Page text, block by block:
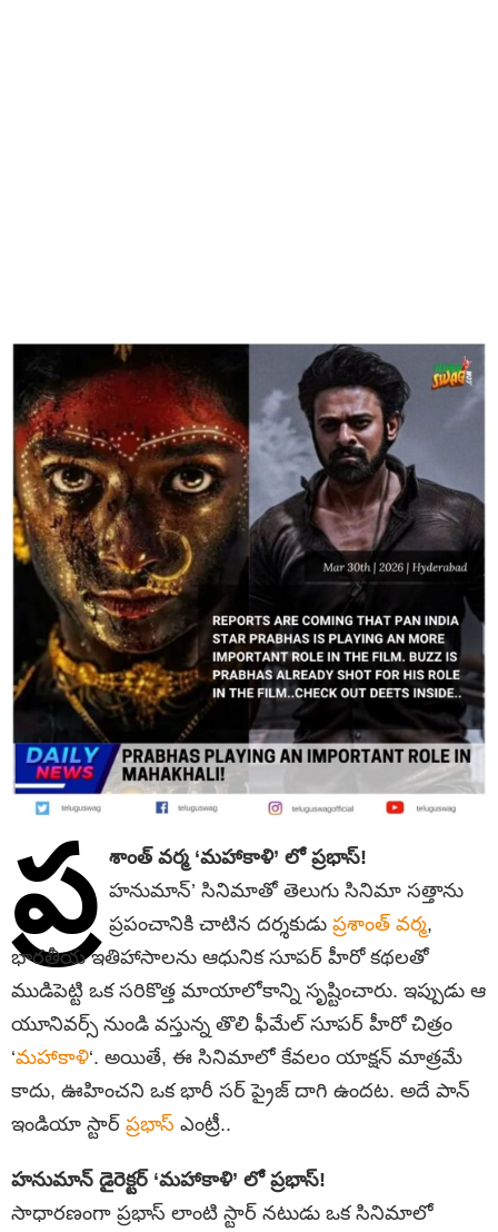
ప్ర శాంత్ వర్మ ‘మహాకాళి’ లో ప్రభాస్!
హనుమాన్’ సినిమాతో తెలుగు సినిమా సత్తాను
ప్రపంచానికి చాటిన దర్శకుడు ప్రశాంత్ వర్మ,
భారతీయ ఇతిహాసాలను ఆధునిక సూపర్ హీరో కథలతో
ముడిపెట్టి ఒక సరికొత్త మాయాలోకాన్ని సృష్టించారు. ఇప్పుడు ఆ
యూనివర్స్ నుండి వస్తున్న తొలి ఫీమేల్ సూపర్ హీరో చిత్రం
‘మహాకాళి‘. అయితే, ఈ సినిమాలో కేవలం యాక్షన్ మాత్రమే
కాదు, ఊహించని ఒక భారీ సర్ ప్రైజ్ దాగి ఉందట. అదే పాన్
ఇండియా స్టార్ ప్రభాస్ ఎంట్రీ..
హనుమాన్ డైరెక్టర్ ‘మహాకాళి’ లో ప్రభాస్!
సాధారణంగా ప్రభాస్ లాంటి స్టార్ నటుడు ఒక సినిమాలో